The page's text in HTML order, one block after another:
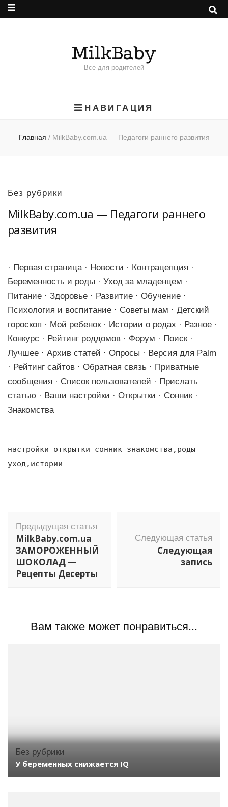
MilkBaby
Все для родителей
НАВИГАЦИЯ
Главная / MilkBaby.com.ua — Педагоги раннего развития
Без рубрики
MilkBaby.com.ua — Педагоги раннего
развития
· Первая страница · Новости · Контрацепция ·
Беременность и роды · Уход за младенцем ·
Питание · Здоровье · Развитие · Обучение ·
Психология и воспитание · Советы мам · Детский
гороскоп · Мой ребенок · Истории о родах · Разное ·
Конкурс · Рейтинг роддомов · Форум · Поиск ·
Лучшее · Архив статей · Опросы · Версия для Palm
· Рейтинг сайтов · Обратная связь · Приватные
сообщения · Список пользователей · Прислать
статью · Ваши настройки · Открытки · Сонник ·
Знакомства
настройки открытки сонник знакомства,роды
уход,истории
по
записям
Предыдущая статья
MilkBaby.com.ua
ЗАМОРОЖЕННЫЙ
ШОКОЛАД —
Рецепты Десерты
Следующая статья
Следующая
запись
Вам также может понравиться...
Без рубрики
У беременных снижается IQ